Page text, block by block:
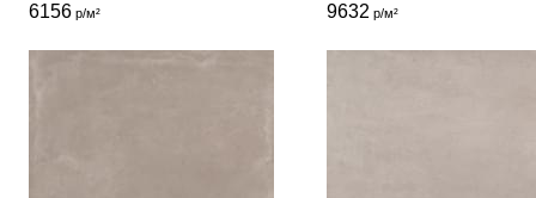
6156р/м² 9632 р/м²